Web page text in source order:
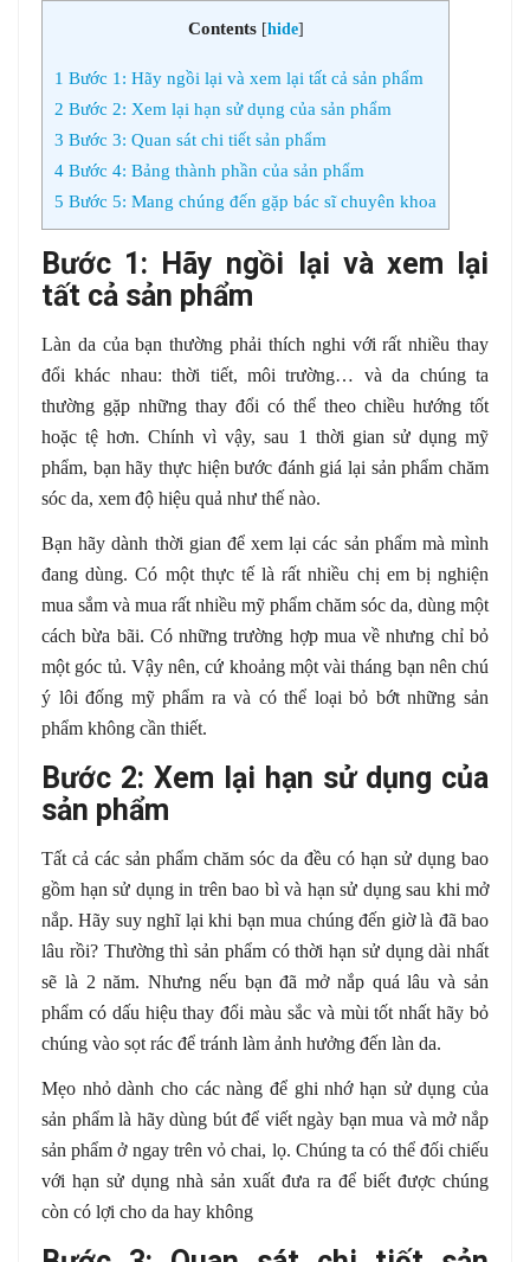
Contents [hide]
1 Bước 1: Hãy ngồi lại và xem lại tất cả sản phẩm
2 Bước 2: Xem lại hạn sử dụng của sản phẩm
3 Bước 3: Quan sát chi tiết sản phẩm
4 Bước 4: Bảng thành phần của sản phẩm
5 Bước 5: Mang chúng đến gặp bác sĩ chuyên khoa
Bước 1: Hãy ngồi lại và xem lại
tất cả sản phẩm
Làn da của bạn thường phải thích nghi với rất nhiều thay
đổi khác nhau: thời tiết, môi trường… và da chúng ta
thường gặp những thay đổi có thể theo chiều hướng tốt
hoặc tệ hơn. Chính vì vậy, sau 1 thời gian sử dụng mỹ
phẩm, bạn hãy thực hiện bước đánh giá lại sản phẩm chăm
sóc da, xem độ hiệu quả như thế nào.
Bạn hãy dành thời gian để xem lại các sản phẩm mà mình
đang dùng. Có một thực tế là rất nhiều chị em bị nghiện
mua sắm và mua rất nhiều mỹ phẩm chăm sóc da, dùng một
cách bừa bãi. Có những trường hợp mua về nhưng chỉ bỏ
một góc tủ. Vậy nên, cứ khoảng một vài tháng bạn nên chú
ý lôi đống mỹ phẩm ra và có thể loại bỏ bớt những sản
phẩm không cần thiết.
Bước 2: Xem lại hạn sử dụng của
sản phẩm
Tất cả các sản phẩm chăm sóc da đều có hạn sử dụng bao
gồm hạn sử dụng in trên bao bì và hạn sử dụng sau khi mở
nắp. Hãy suy nghĩ lại khi bạn mua chúng đến giờ là đã bao
lâu rồi? Thường thì sản phẩm có thời hạn sử dụng dài nhất
sẽ là 2 năm. Nhưng nếu bạn đã mở nắp quá lâu và sản
phẩm có dấu hiệu thay đổi màu sắc và mùi tốt nhất hãy bỏ
chúng vào sọt rác để tránh làm ảnh hưởng đến làn da.
Mẹo nhỏ dành cho các nàng để ghi nhớ hạn sử dụng của
sản phẩm là hãy dùng bút để viết ngày bạn mua và mở nắp
sản phẩm ở ngay trên vỏ chai, lọ. Chúng ta có thể đối chiếu
với hạn sử dụng nhà sản xuất đưa ra để biết được chúng
còn có lợi cho da hay không